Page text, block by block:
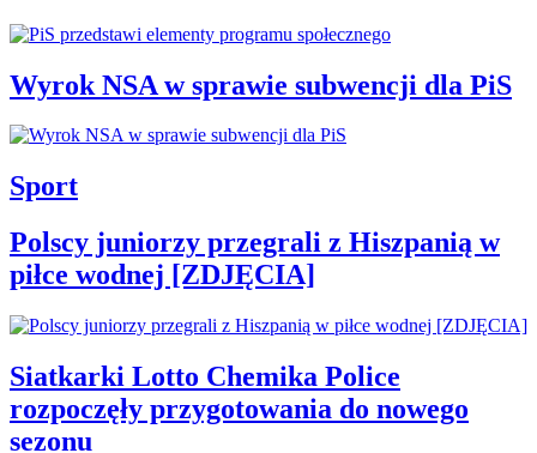
Wyrok NSA w sprawie subwencji dla PiS
Sport
Polscy juniorzy przegrali z Hiszpanią w
piłce wodnej [ZDJĘCIA]
Siatkarki Lotto Chemika Police
rozpoczęły przygotowania do nowego
sezonu